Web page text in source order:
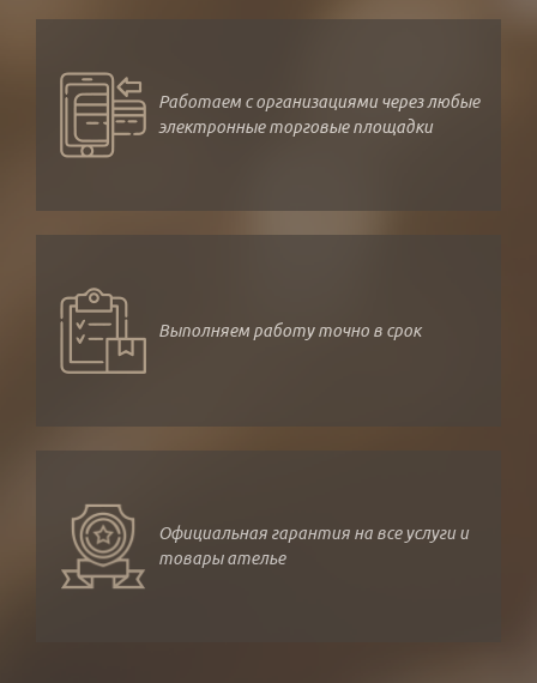
Работаем с организациями через любые
электронные торговые площадки
Выполняем работу точно в срок
Официальная гарантия на все услуги и
товары ателье